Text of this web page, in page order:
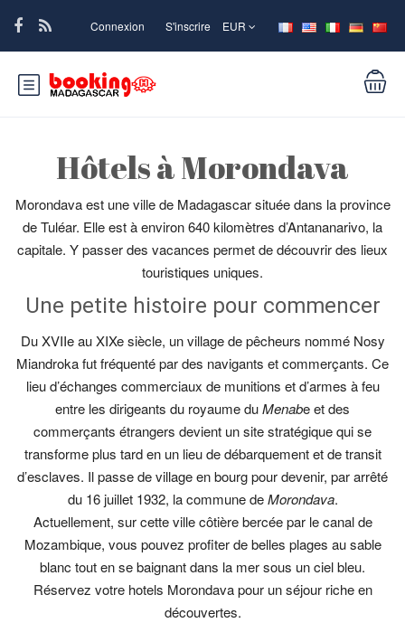
Connexion S'inscrire EUR
Hôtels à Morondava
Morondava est une ville de Madagascar située dans la province
de Tuléar. Elle est à environ 640 kilomètres d’Antananarivo, la
capitale. Y passer des vacances permet de découvrir des lieux
touristiques uniques.
Une petite histoire pour commencer
Du XVIIe au XIXe siècle, un village de pêcheurs nommé Nosy
Miandroka fut fréquenté par des navigants et commerçants. Ce
lieu d’échanges commerciaux de munitions et d’armes à feu
entre les dirigeants du royaume duMenabe et des
commerçants étrangers devient un site stratégique qui se
transforme plus tard en un lieu de débarquement et de transit
d’esclaves. Il passe de village en bourg pour devenir, par arrêté
du 16 juillet 1932, la commune deMorondava.
Actuellement, sur cette ville côtière bercée par le canal de
Mozambique, vous pouvez profiter de belles plages au sable
blanc tout en se baignant dans la mer sous un ciel bleu.
Réservez votre hotels Morondava pour un séjour riche en
découvertes.